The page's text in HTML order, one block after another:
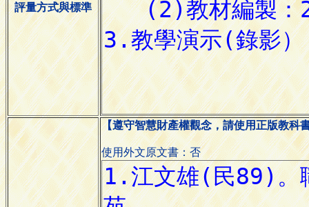
評量方式與標準
【遵守智慧財產權觀念，請使用正版教科
使用外文原文書：否